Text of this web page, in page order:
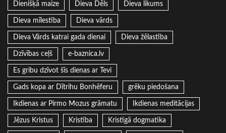
Dienišķā maize Dieva Dēls Dieva likums
Dieva mīlestība Dieva vārds
Dieva Vārds katrai gada dienai Dieva žēlastība
Dzīvības ceļš e-baznica.lv
Es gribu dzīvot šīs dienas ar Tevi
Gads kopa ar Dītrihu Bonhēferu grēku piedošana
Ikdienas ar Pirmo Mozus grāmatu Ikdienas meditācijas
Jēzus Kristus Kristība Kristīgā dogmatika